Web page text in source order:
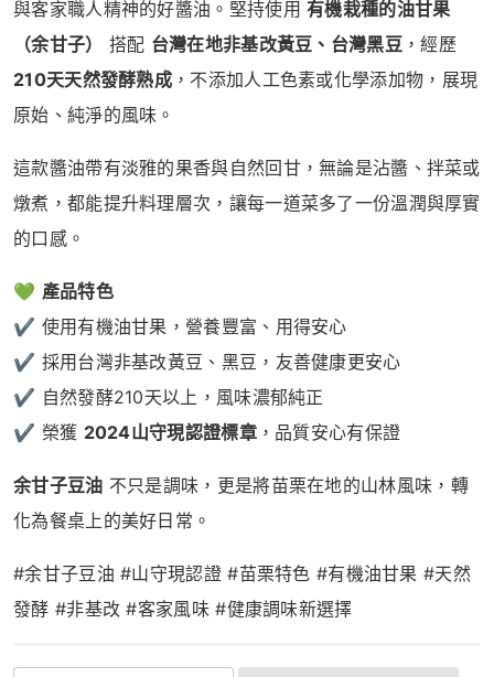
與客家職人精神的好醬油。堅持使用有機栽種的油甘果
（余甘子）
搭配 台灣在地非基改黃豆、台灣黑豆，經歷
210天天然發酵熟成 ，不添加人工色素或化學添加物，展現
原始、純淨的風味。
這款醬油帶有淡雅的果香與自然回甘，無論是沾醬、拌菜或
燉煮，都能提升料理層次，讓每一道菜多了一份溫潤與厚實
的口感。
💚 產品特色
✔ 使用有機油甘果，營養豐富、用得安心
✔ 採用台灣非基改黃豆、黑豆，友善健康更安心
✔ 自然發酵210天以上，風味濃郁純正
✔ 榮獲 2024山守現認證標章，品質安心有保證
余甘子豆油 不只是調味，更是將苗栗在地的山林風味，轉
化為餐桌上的美好日常。
#余甘子豆油 #山守現認證 #苗栗特色 #有機油甘果 #天然
發酵 #非基改 #客家風味 #健康調味新選擇